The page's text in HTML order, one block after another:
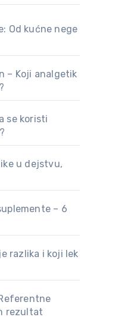
Od kućne nege
– Koji analgetik
se koristi
u dejstvu,
– 6
razlika i koji lek
rezultat